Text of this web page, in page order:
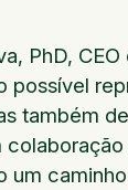
PhD,
possível
também
um